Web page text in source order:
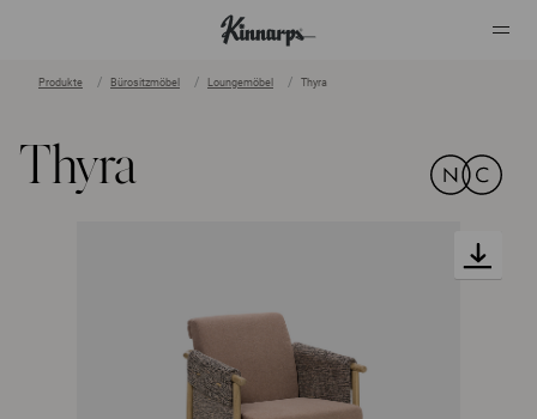
Produkte Bürositzmöbel Loungemöbel Thyra
Thyra